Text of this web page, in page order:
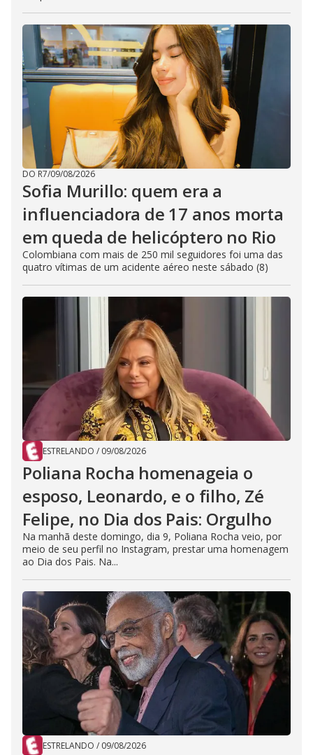
DO R7/09/08/2026
Sofia Murillo: quem era a
influenciadora de 17 anos morta
em queda de helicóptero no Rio
Colombiana com mais de 250 mil seguidores foi uma das
quatro vítimas de um acidente aéreo neste sábado (8)
ESTRELANDO / 09/08/2026
Poliana Rocha homenageia o
esposo, Leonardo, e o filho, Zé
Felipe, no Dia dos Pais: Orgulho
Na manhã deste domingo, dia 9, Poliana Rocha veio, por
meio de seu perfil no Instagram, prestar uma homenagem
ao Dia dos Pais. Na...
ESTRELANDO / 09/08/2026